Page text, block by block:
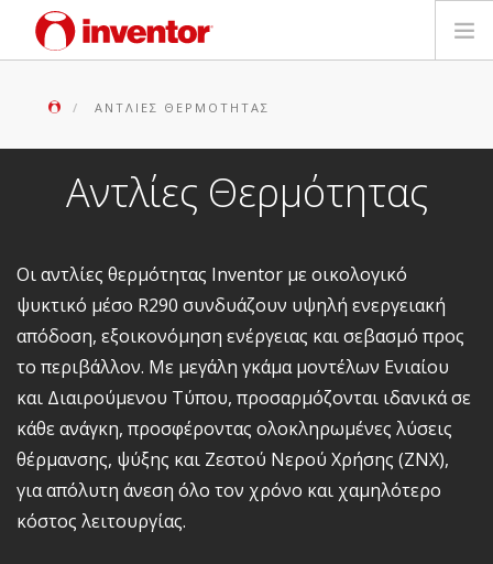
ΕΓΓΥΗΣΗ
ΔΗΛΩΣΗ ΒΛΑΒΗΣ
Αρχεία και Υποστήριξη
Δίκτυο Καταστημάτων
Επικοινωνία
Αναζήτηση
ΑΝΤΛΊΕΣ ΘΕΡΜΌΤΗΤΑΣ
Αντλίες Θερμότητας
Οι αντλίες θερμότητας Inventor με οικολογικό
ψυκτικό μέσο R290 συνδυάζουν υψηλή ενεργειακή
απόδοση, εξοικονόμηση ενέργειας και σεβασμό προς
το περιβάλλον. Με μεγάλη γκάμα μοντέλων Ενιαίου
και Διαιρούμενου Τύπου, προσαρμόζονται ιδανικά σε
κάθε ανάγκη, προσφέροντας ολοκληρωμένες λύσεις
θέρμανσης, ψύξης και Ζεστού Νερού Χρήσης (ΖΝΧ),
για απόλυτη άνεση όλο τον χρόνο και χαμηλότερο
κόστος λειτουργίας.